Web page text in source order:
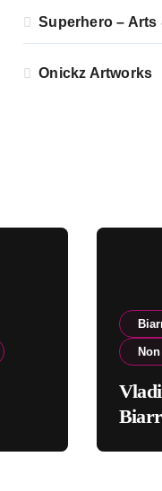
Superhero – Arts
Onickz Artworks